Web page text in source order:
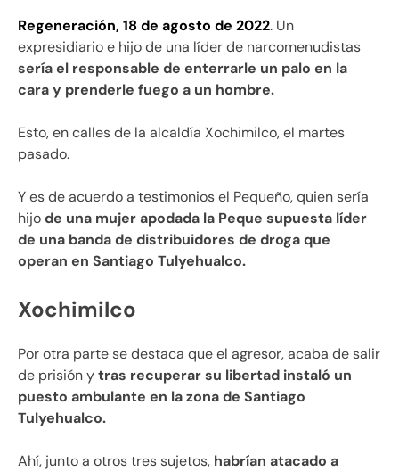
Regeneración, 18 de agosto de 2022. Un
expresidiario e hijo de una líder de narcomenudistas
sería el responsable de enterrarle un palo en la
cara y prenderle fuego a un hombre.
Esto, en calles de la alcaldía Xochimilco, el martes
pasado.
Y es de acuerdo a testimonios el Pequeño, quien sería
hijode una mujer apodada la Peque supuesta líder
de una banda de distribuidores de droga que
operan en Santiago Tulyehualco.
Xochimilco
Por otra parte se destaca que el agresor, acaba de salir
de prisión ytras recuperar su libertad instaló un
puesto ambulante en la zona de Santiago
Tulyehualco.
Ahí, junto a otros tres sujetos, habrían atacado a